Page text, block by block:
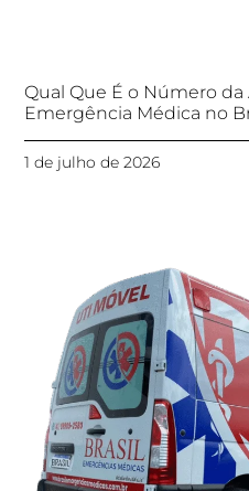
Qual Que É o Número
Emergência Médica no
1 de julho de 2026